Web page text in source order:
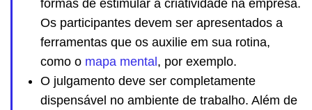
formas de estimular a criatividade na empresa.
Os participantes devem ser apresentados a
ferramentas que os auxilie em sua rotina,
como o mapa mental, por exemplo.
O julgamento deve ser completamente
dispensável no ambiente de trabalho. Além de